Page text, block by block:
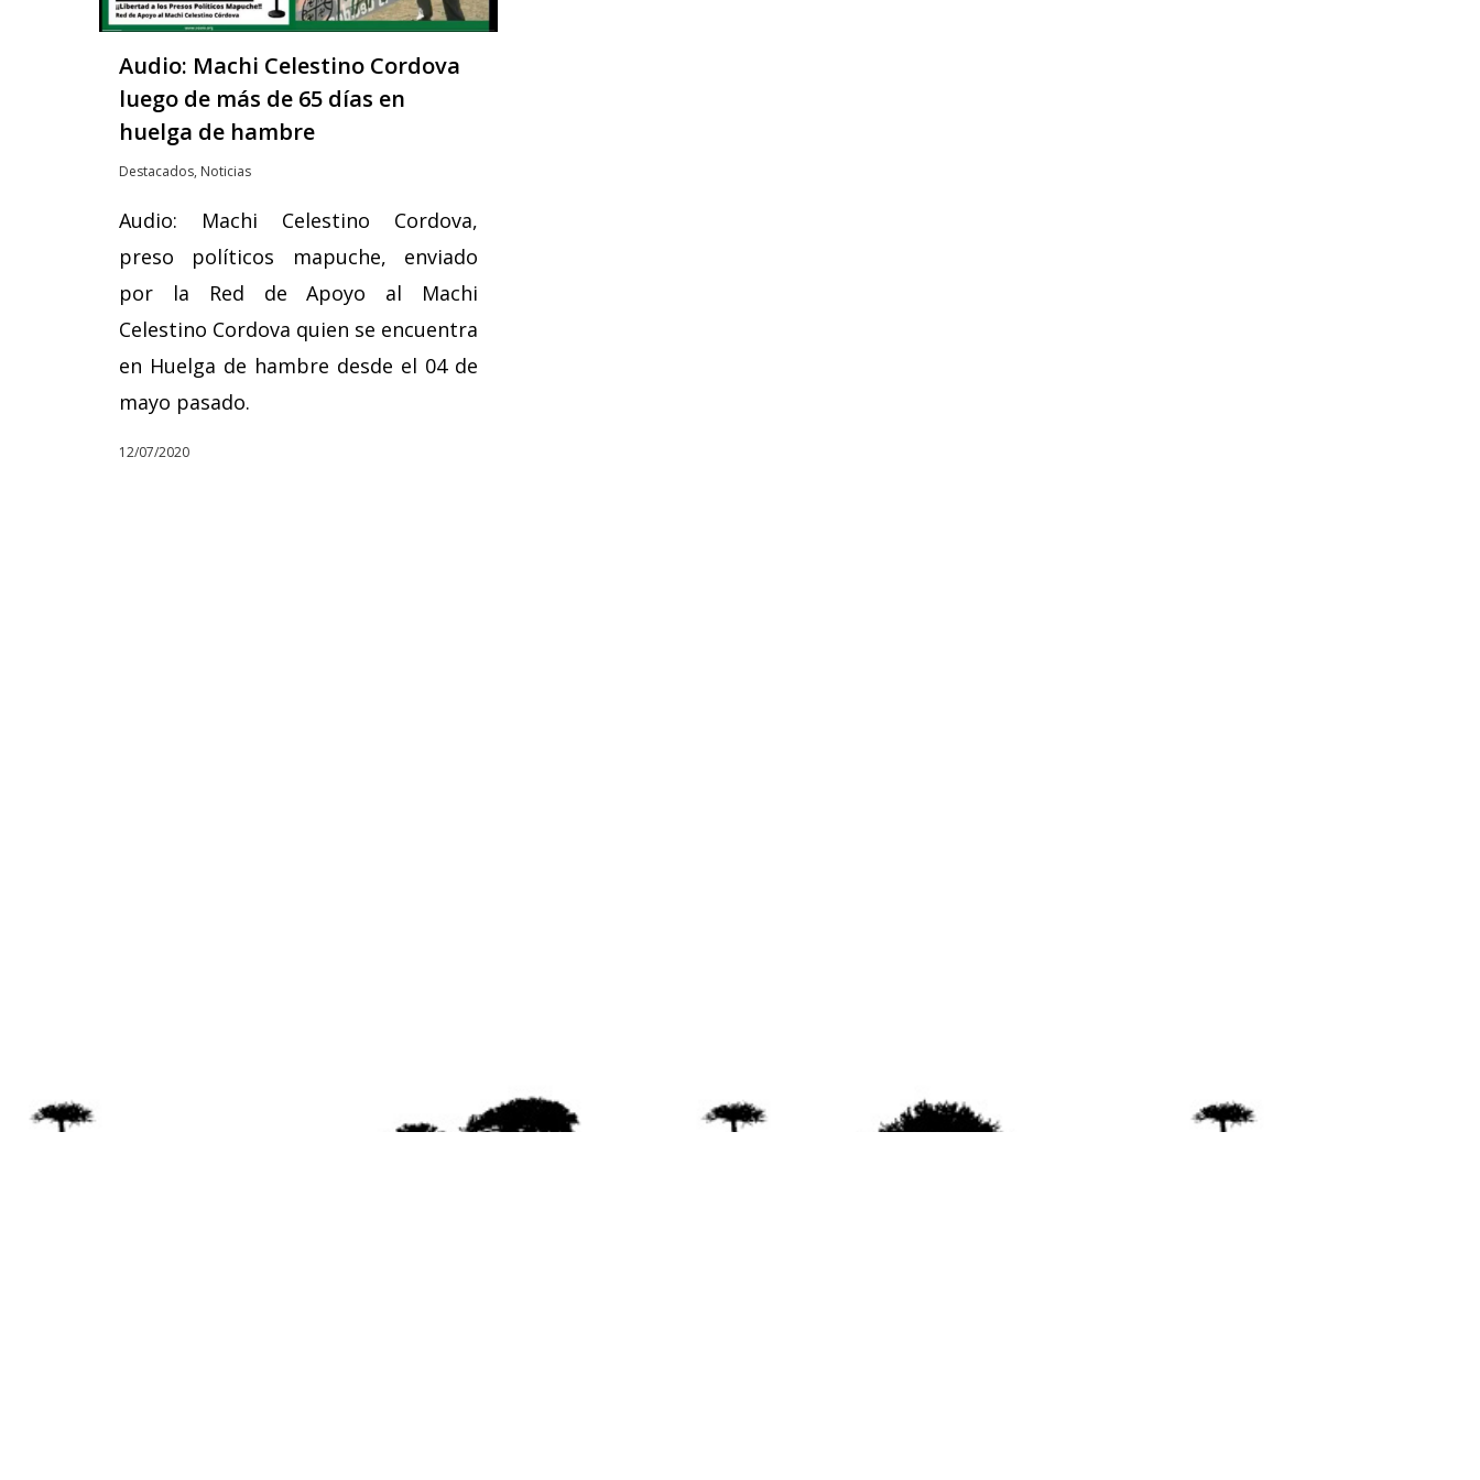
Audio: Machi Celestino Cordova
luego de más de 65 días en
huelga de hambre
Destacados, Noticias
Audio: Machi Celestino Cordova,
preso políticos mapuche, enviado
por la Red de Apoyo al Machi
Celestino Cordova quien se encuentra
en Huelga de hambre desde el 04 de
mayo pasado.
12/07/2020